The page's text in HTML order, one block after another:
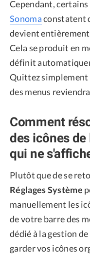
Cependant,
Sonomaconstatent
devient entièrement
Cela se produit en
définit
Quittez simplement
des menus
Comment
des icônes de
qui ne
Plutôt que de se
Réglages Système
manuellement les
de votre barre des
dédié à la gestion
garder vos icônes